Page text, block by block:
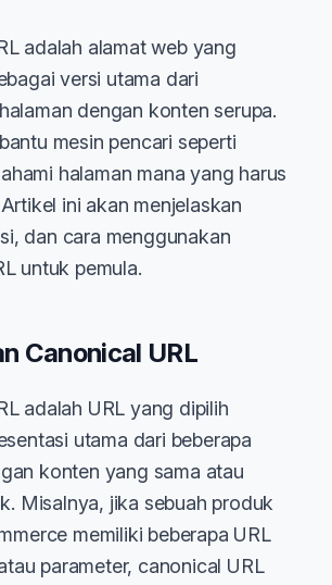
adalah alamat web yang
versi utama dari
dengan konten serupa.
mesin pencari seperti
halaman mana yang harus
ini akan menjelaskan
dan cara menggunakan
untuk pemula.
Canonical URL
adalah URL yang dipilih
utama dari beberapa
konten yang sama atau
Misalnya, jika sebuah produk
memiliki beberapa URL
parameter, canonical URL